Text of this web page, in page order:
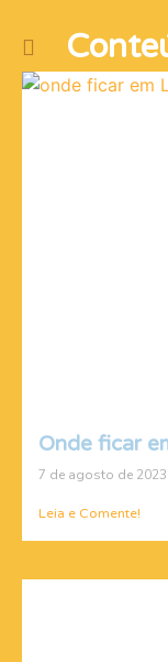
Onde ficar
7 de agosto de 2023
Leia e Comente!